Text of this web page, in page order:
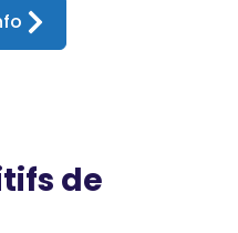
de